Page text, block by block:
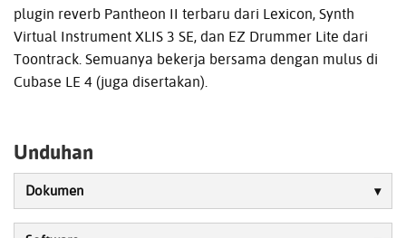
plugin reverb Pantheon II terbaru dari Lexicon, Synth
Virtual Instrument XLIS 3 SE, dan EZ Drummer Lite dari
Toontrack. Semuanya bekerja bersama dengan mulus di
Cubase LE 4 (juga disertakan).
Unduhan
Dokumen